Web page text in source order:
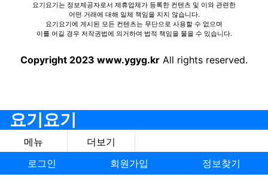
요기요기는 정보제공자로서 제휴업체가 등록한 컨텐츠 및 이와 관련한
어떤 거래에 대해 일체 책임을 지지 않습니다.
요기요기에 게시된 모든 컨텐츠는 무단으로 사용할 수 없으며
이를 어길 경우 저작권법에 의거하여 법적 책임을 물을 수 있습니다.
Copyright 2023 www.ygyg.kr All rights reserved.
요기요기
메뉴
더보기
로그인
회원가입 정보찾기